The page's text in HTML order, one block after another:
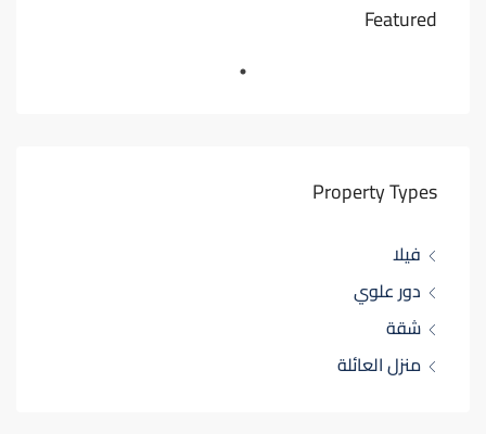
Featured
Property Types
فيلا
دور علوي
شقة
منزل العائلة